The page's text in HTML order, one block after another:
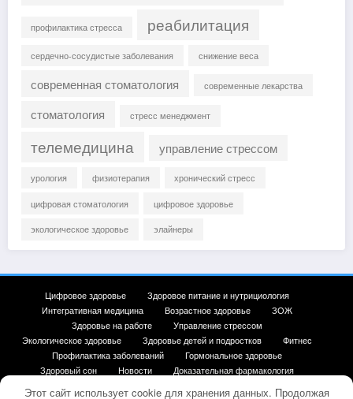
профилактика стресса реабилитация
сердечно-сосудистые заболевания снижение веса
современная стоматология современные лекарства
стоматология стресс менеджмент
телемедицина управление стрессом
урология физиотерапия хронический стресс
цифровая стоматология цифровое здоровье
экологическое здоровье элайнеры
Цифровое здоровье
Здоровое питание и нутрициология
Интегративная медицина
Возрастное здоровье
ЗОЖ
Здоровье на работе
Управление стрессом
Экологическое здоровье
Здоровье детей и подростков
Фитнес
Профилактика заболеваний
Гормональное здоровье
Здоровый сон
Новости
Доказательная фармакология
Этот сайт использует cookie для хранения данных. Продолжая